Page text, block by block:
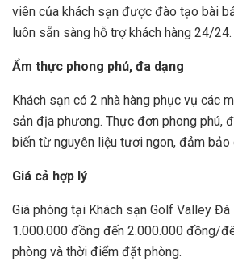
viên của khách sạn được đào tạo bài
luôn sẵn sàng hỗ trợ khách hàng 24/24.
Ẩm thực phong phú, đa dạng
Khách sạn có 2 nhà hàng phục vụ các
sản địa phương. Thực đơn phong phú,
biến từ nguyên liệu tươi ngon, đảm bảo
Giá cả hợp lý
Giá phòng tại Khách sạn Golf Valley
1.000.000 đồng đến 2.000.000 đồng/
phòng và thời điểm đặt phòng.